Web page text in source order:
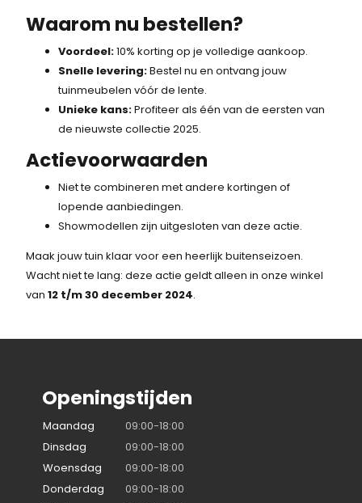
Waarom nu bestellen?
Voordeel:10% korting op je volledige aankoop.
Snelle levering:Bestel nu en ontvang jouw
tuinmeubelen vóór de lente.
Unieke kans:Profiteer als één van de eersten van
de nieuwste collectie 2025.
Actievoorwaarden
Niet te combineren met andere kortingen of
lopende aanbiedingen.
Showmodellen zijn uitgesloten van deze actie.
Maak jouw tuin klaar voor een heerlijk buitenseizoen.
Wacht niet te lang: deze actie geldt alleen in onze winkel
van12 t/m 30 december 2024.
Openingstijden
Maandag
09:00-18:00
Dinsdag
09:00-18:00
Woensdag
09:00-18:00
Donderdag
09:00-18:00